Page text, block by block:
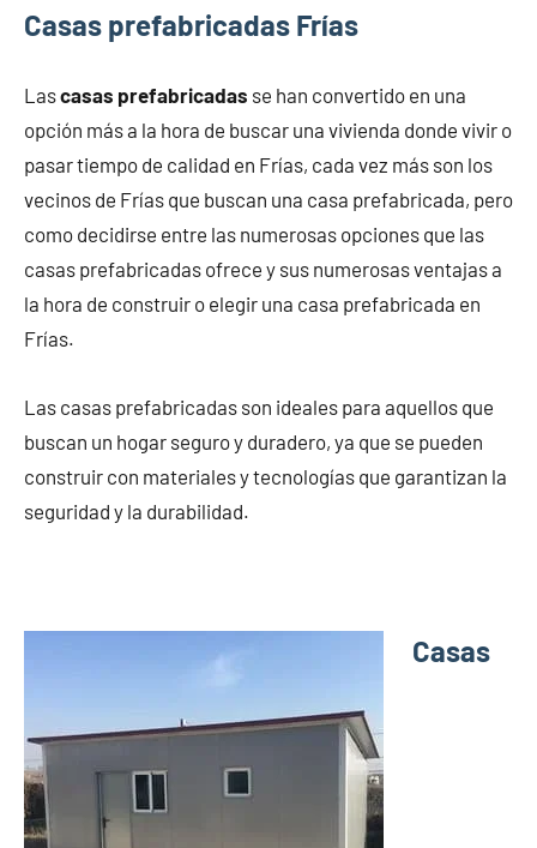
Casas prefabricadas Frías
Lascasas prefabricadas se han convertido en una
opción más a la hora de buscar una vivienda donde vivir o
pasar tiempo de calidad en Frías, cada vez más son los
vecinos de Frías que buscan una casa prefabricada, pero
como decidirse entre las numerosas opciones que las
casas prefabricadas ofrece y sus numerosas ventajas a
la hora de construir o elegir una casa prefabricada en
Frías.
Las casas prefabricadas son ideales para aquellos que
buscan un hogar seguro y duradero, ya que se pueden
construir con materiales y tecnologías que garantizan la
seguridad y la durabilidad.
Casas